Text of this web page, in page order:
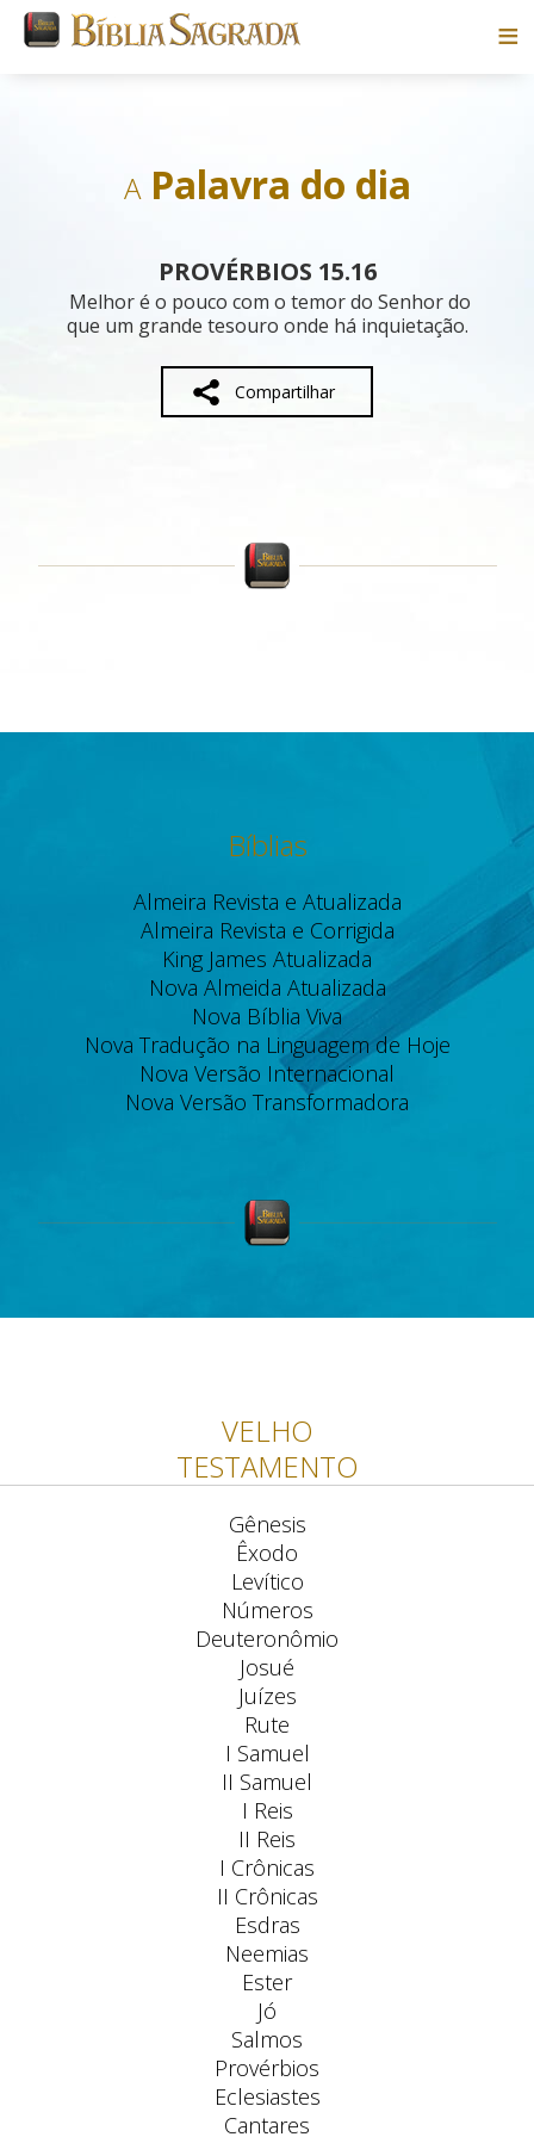
Blog
Sobre
APalavra do dia
PROVÉRBIOS 15.16
Melhor é o pouco com o temor do Senhor do
que um grande tesouro onde há inquietação.
Compartilhar
Bíblias
Almeira Revista e Atualizada
Almeira Revista e Corrigida
King James Atualizada
Nova Almeida Atualizada
Nova Bíblia Viva
Nova Tradução na Linguagem de Hoje
Nova Versão Internacional
Nova Versão Transformadora
VELHO
TESTAMENTO
Gênesis
Êxodo
Levítico
Números
Deuteronômio
Josué
Juízes
Rute
I Samuel
II Samuel
I Reis
II Reis
I Crônicas
II Crônicas
Esdras
Neemias
Ester
Jó
Salmos
Provérbios
Eclesiastes
Cantares